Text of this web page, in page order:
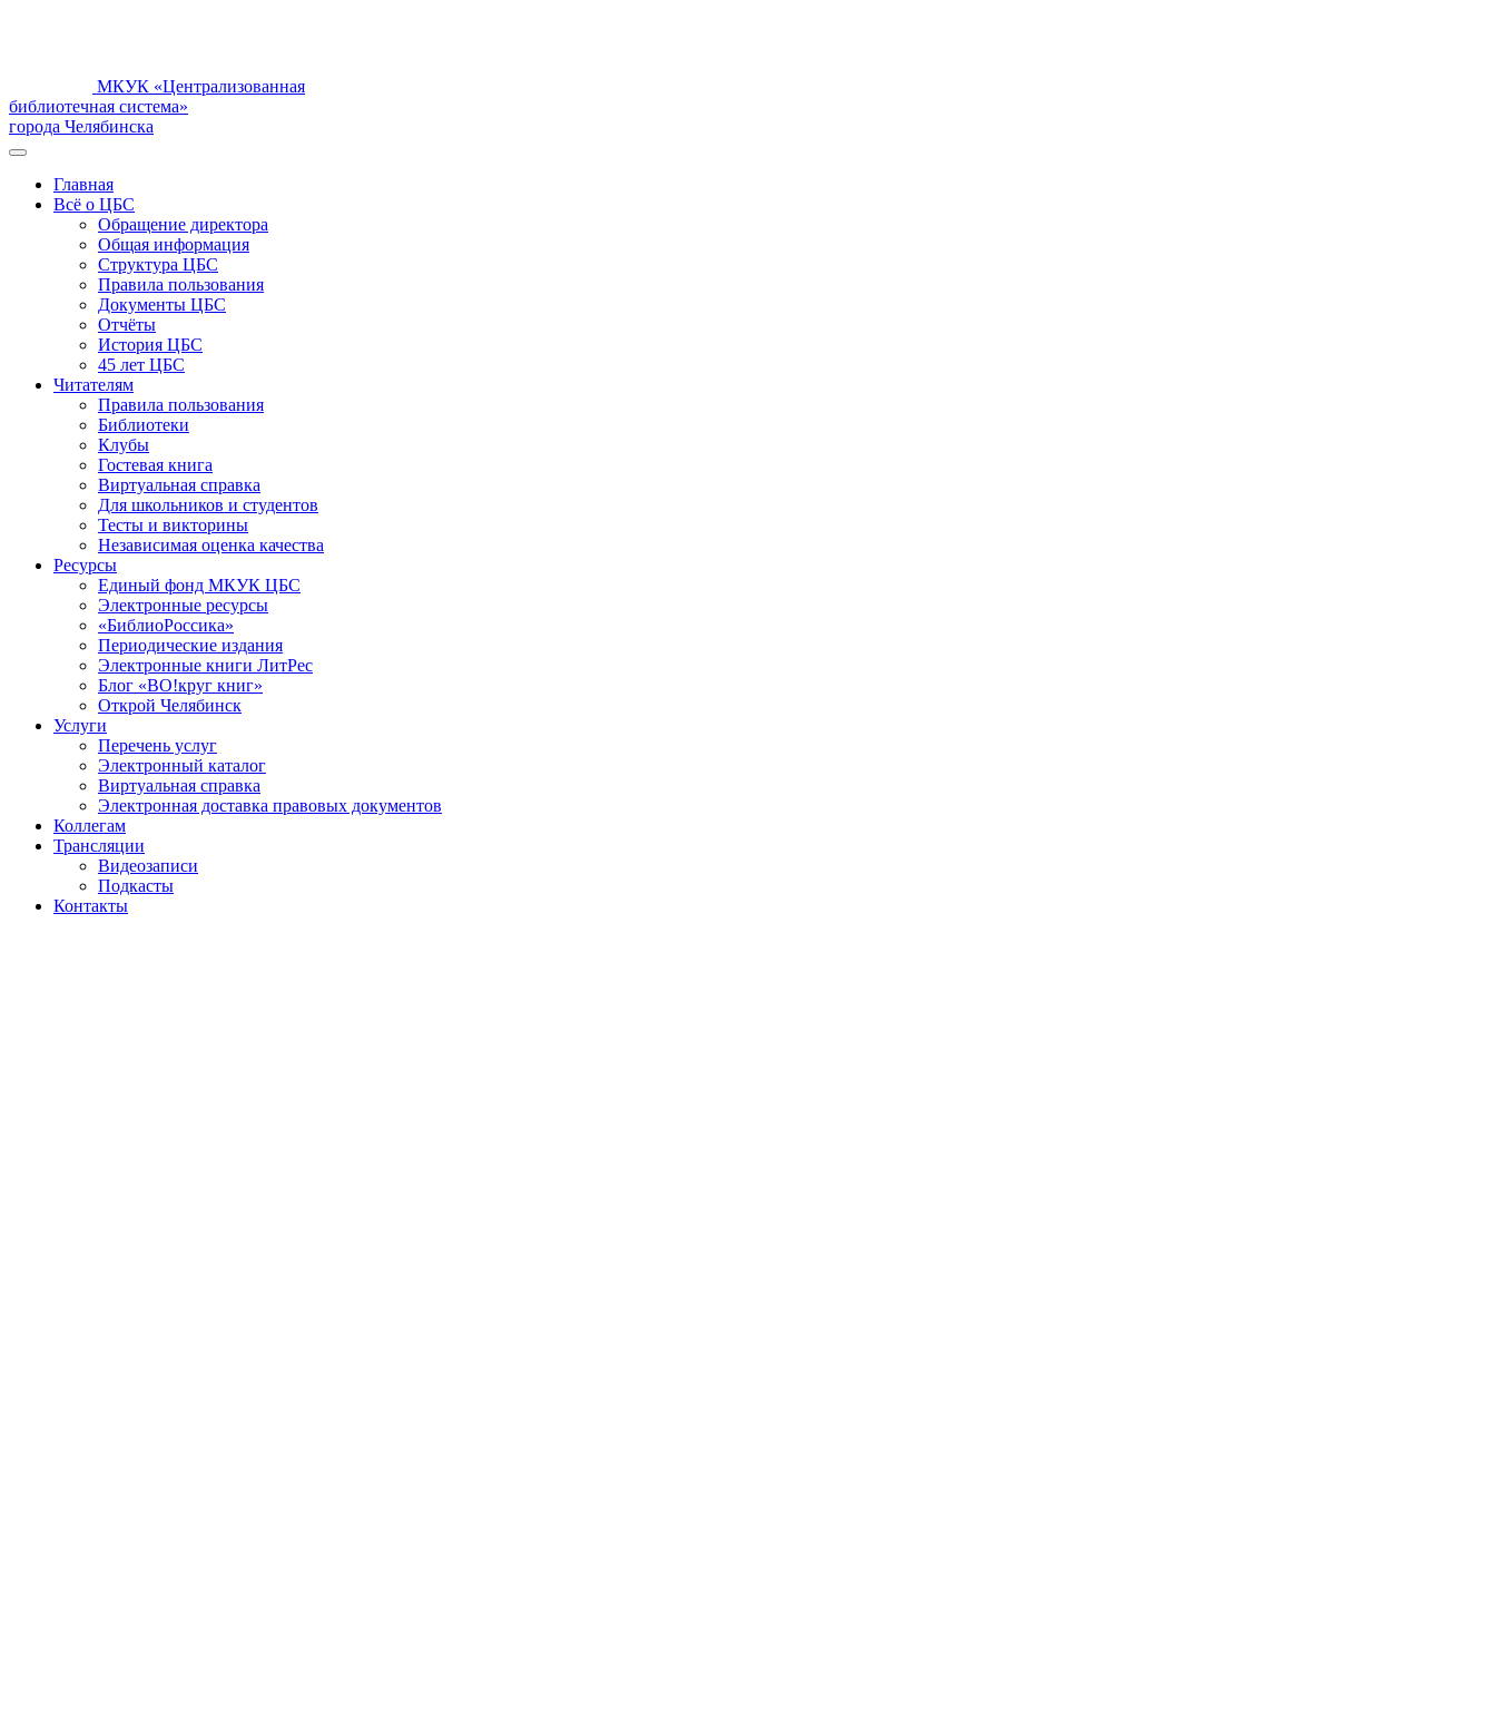
МКУК «Централизованная
библиотечная система»
города Челябинска
Главная
Всё о ЦБС
Обращение директора
Общая информация
Структура ЦБС
Правила пользования
Документы ЦБС
Отчёты
История ЦБС
45 лет ЦБС
Читателям
Правила пользования
Библиотеки
Клубы
Гостевая книга
Виртуальная справка
Для школьников и студентов
Тесты и викторины
Независимая оценка качества
Ресурсы
Единый фонд МКУК ЦБС
Электронные ресурсы
«БиблиоРоссика»
Периодические издания
Электронные книги ЛитРес
Блог «ВО!круг книг»
Открой Челябинск
Услуги
Перечень услуг
Электронный каталог
Виртуальная справка
Электронная доставка правовых документов
Коллегам
Трансляции
Видеозаписи
Подкасты
Контакты